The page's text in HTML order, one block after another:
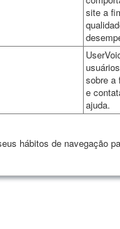
site a
sobre a
e
ajuda.
hábitos de navegação